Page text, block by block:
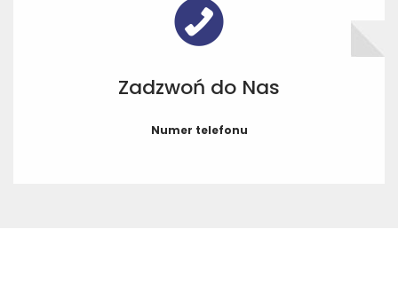
Zadzwoń do Nas
Numer telefonu